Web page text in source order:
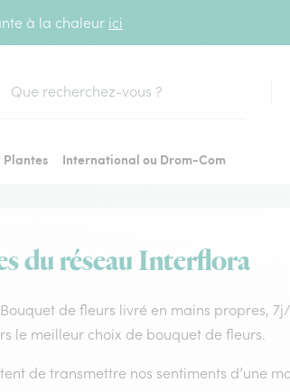
à la chaleur ici
Plantes
International ou Drom-Com
du réseau Interflora
de fleurs livré en mains propres,
le meilleur choix de bouquet de fleurs.
de transmettre nos sentiments d’une